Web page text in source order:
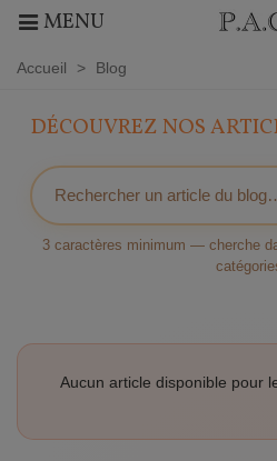
MENU
Accueil > Blog
DÉCOUVREZ NOS
3 caractères minimum — cherche
Aucun article disponible pour